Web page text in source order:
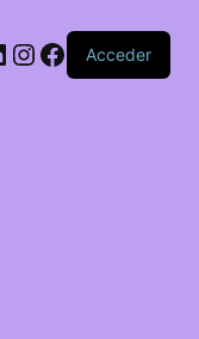
Instagram
Facebook
Acceder